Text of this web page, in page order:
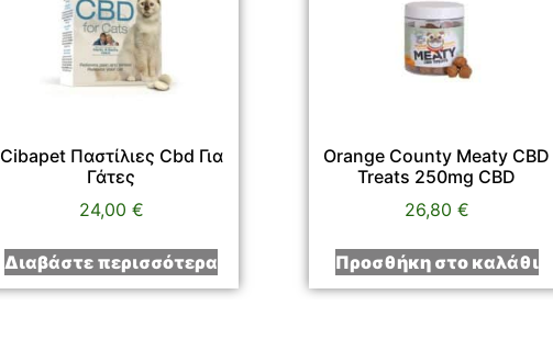
Cibapet Παστίλιες Cbd Για
Γάτες
24,00 €
Διαβάστε περισσότερα
Orange County Meaty CBD
Treats 250mg CBD
26,80 €
Προσθήκη στο καλάθι